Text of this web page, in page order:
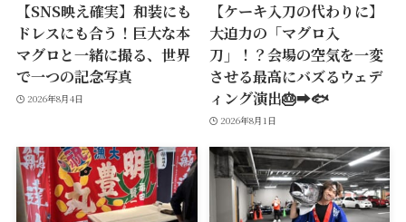
【SNS映え確実】和装にも
ドレスにも合う！巨大な本
マグロと一緒に撮る、世界
で一つの記念写真
2026年8月4日
【ケーキ入刀の代わりに】
大迫力の「マグロ入
刀」！？会場の空気を一変
させる最高にバズるウェデ
ィング演出🎂➡️🐟
2026年8月1日